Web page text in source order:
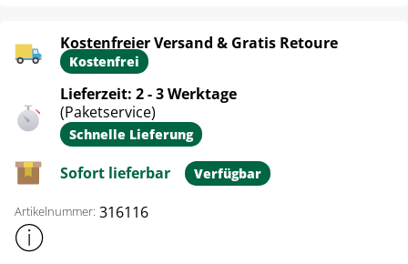
Kostenfreier Versand & Gratis Retoure
Kostenfrei
Lieferzeit: 2 - 3 Werktage
(Paketservice)
Schnelle Lieferung
Sofort lieferbar Verfügbar
Artikelnummer: 316116
Weitere Produktinformationen anzeigen